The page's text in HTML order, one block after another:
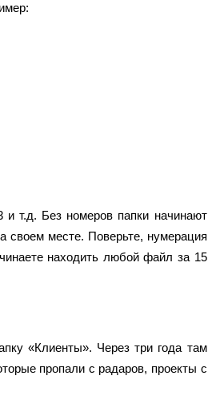
и т.д. Без номеров папки начинают
своем месте. Поверьте, нумерация
находить любой файл за 15
«Клиенты». Через три года там
пропали с радаров, проекты с